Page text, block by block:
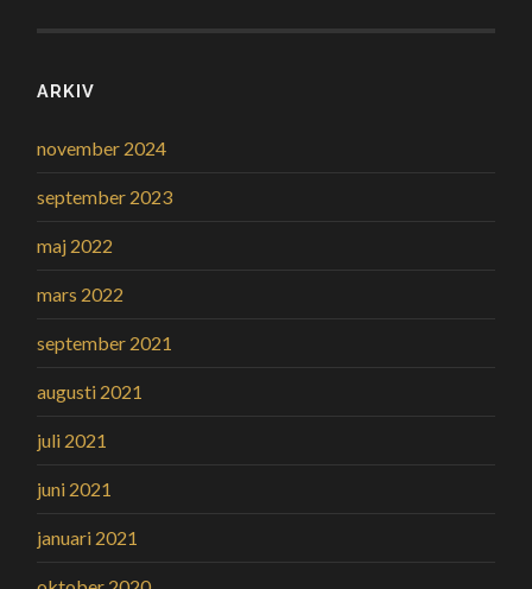
ARKIV
november 2024
september 2023
maj 2022
mars 2022
september 2021
augusti 2021
juli 2021
juni 2021
januari 2021